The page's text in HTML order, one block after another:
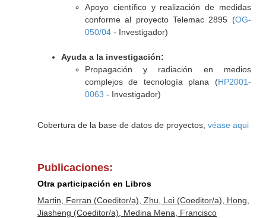
Apoyo científico y realización de medidas
conforme al proyecto Telemac 2895 (OG-
050/04- Investigador)
Ayuda a la investigación:
Propagación y radiación en medios
complejos de tecnología plana (HP2001-
0063 - Investigador)
Cobertura de la base de datos de proyectos, véase aqui
Publicaciones:
Otra participación en Libros
Martin, Ferran (Coeditor/a), Zhu, Lei (Coeditor/a), Hong,
Jiasheng (Coeditor/a), Medina Mena, Francisco